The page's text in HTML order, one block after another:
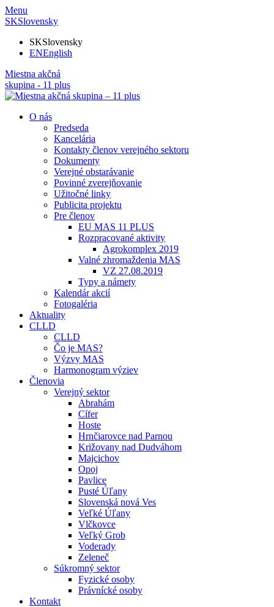
Menu
SKSlovensky
SKSlovensky
ENEnglish
Miestna akčná
skupina - 11 plus
O nás
Predseda
Kancelária
Kontakty členov verejného sektoru
Dokumenty
Verejné obstarávanie
Povinné zverejňovanie
Užitočné linky
Publicita projektu
Pre členov
EU MAS 11 PLUS
Rozpracované aktivity
Agrokomplex 2019
Valné zhromaždenia MAS
VZ 27.08.2019
Typy a námety
Kalendár akcií
Fotogaléria
Aktuality
CLLD
CLLD
Čo je MAS?
Výzvy MAS
Harmonogram výziev
Členovia
Verejný sektor
Abrahám
Cífer
Hoste
Hrnčiarovce nad Parnou
Križovany nad Dudváhom
Majcichov
Opoj
Pavlice
Pusté Úľany
Slovenská nová Ves
Veľké Úľany
Vlčkovce
Veľký Grob
Voderady
Zeleneč
Súkromný sektor
Fyzické osoby
Právnícké osoby
Kontakt